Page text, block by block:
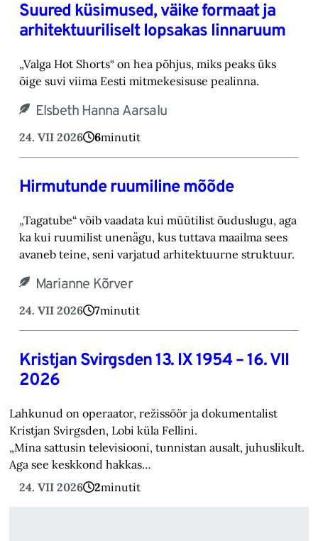
Suured küsimused, väike formaat ja
arhitektuuriliselt lopsakas linnaruum
„Valga Hot Shorts“ on hea põhjus, miks peaks üks
õige suvi viima Eesti mitmekesisuse pealinna.
Elsbeth Hanna Aarsalu
24. VII 2026 6minutit
Hirmutunde ruumiline mõõde
„Tagatube“ võib vaadata kui müütilist õuduslugu, aga
ka kui ruumilist unenägu, kus tuttava maailma sees
avaneb teine, seni varjatud arhitektuurne struktuur.
Marianne Kõrver
24. VII 2026 7minutit
Kristjan Svirgsden 13. IX 1954 – 16. VII
2026
Lahkunud on operaator, režissöör ja dokumentalist
Kristjan Svirgsden, Lobi küla Fellini.
„Mina sattusin televisiooni, tunnistan ausalt, juhuslikult.
Aga see keskkond hakkas…
24. VII 2026
2minutit